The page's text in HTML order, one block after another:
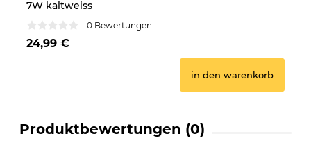
7W kaltweiss
0 Bewertungen
24,99 €
in den warenkorb
Produktbewertungen (0)